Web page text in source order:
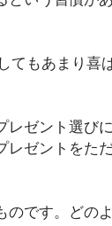
てもあまり喜
ゼント選び
ゼントをた
です。どの